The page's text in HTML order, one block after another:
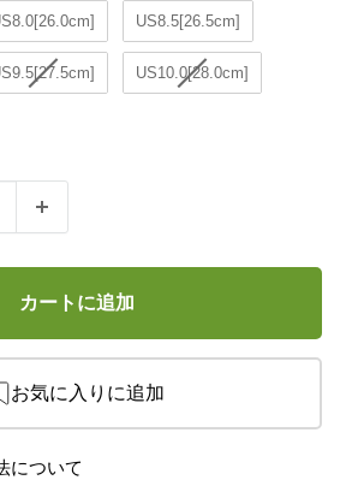
US8.5[26.5cm]
US10.0[28.0cm]
カートに追加
お気に入りに追加
について